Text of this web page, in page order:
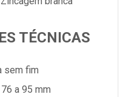
TÉCNICAS
sem fim
a 95 mm